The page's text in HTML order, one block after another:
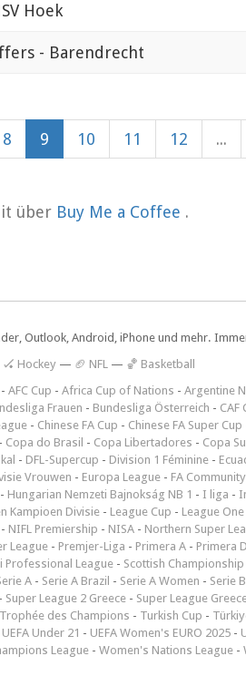
Hoek
- Barendrecht
8 9 10 11 12 ...
über Buy Me a Coffee .
Outlook, Android, iPhone und mehr.
🏑 Hockey — 🏈 NFL — 🏀 Basketball
- AFC Cup - Africa Cup of Nations - Argentine
Frauen - Bundesliga Österreich - CAF
- Chinese FA Cup - Chinese FA Super Cup
- Copa do Brasil - Copa Libertadores - Copa
- DFL-Supercup - Division 1 Féminine -
Vrouwen - Europa League - FA
- Hungarian Nemzeti Bajnokság NB 1 - I liga -
Kampioen Divisie - League Cup - League One
- NIFL Premiership - NISA - Northern Super
League - Premjer-Liga - Primera A - Primera
Professional League - Scottish Championship
A - Serie A Brazil - Serie A Women - Serie B
- Super League 2 Greece - Super League
Trophée des Champions - Turkish Cup -
UEFA Under 21 - UEFA Women's EURO 2025 -
League - Women's Nations League -